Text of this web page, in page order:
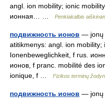
angl. ion mobility; ionic
ионная… …
Penkiakalbis
подвижность ионов — jonų
atitikmenys: angl. ion mobility;
Ionenbeweglichkeit, f rus.
ионов, f pranc. mobilité des
ionique, f …
Fizikos terminų
подвижность ионов — jonų